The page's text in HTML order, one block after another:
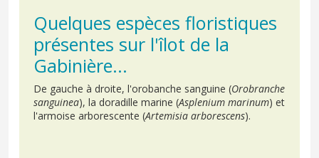
Quelques espèces floristiques
présentes sur l'îlot de la
Gabinière...
De gauche à droite, l'orobanche sanguine (Orobranche
sanguinea), la doradille marine (Asplenium marinum) et
l'armoise arborescente (Artemisia arborescens).